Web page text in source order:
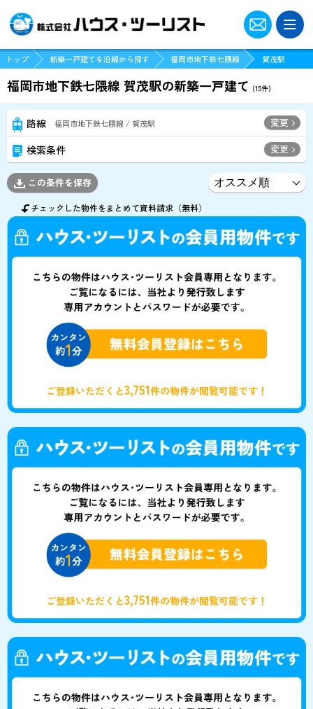
トップ 新築一戸建てを沿線から探す 福岡市地下鉄七隈線 賀茂駅
福岡市地下鉄七隈線 賀茂駅の新築一戸建て (15件)
路線 福岡市地下鉄七隈線 / 賀茂駅 変更
検索条件 変更
この条件を保存
チェックした物件をまとめて資料請求（無料）
ご登録いただくと3,751件の物件が閲覧可能です！
ご登録いただくと3,751件の物件が閲覧可能です！